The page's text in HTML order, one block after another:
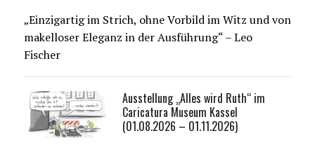
„Einzigartig im Strich, ohne Vorbild im Witz und von
makelloser Eleganz in der Ausführung“ – Leo
Fischer
Ausstellung „Alles wird Ruth“ im
Caricatura Museum Kassel
(01.08.2026 – 01.11.2026)